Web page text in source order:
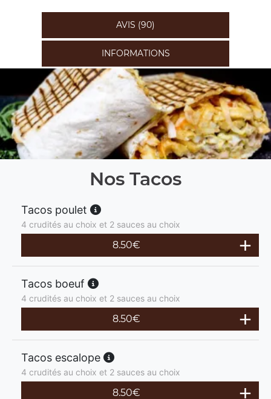
AVIS (90)
INFORMATIONS
Nos Tacos
Tacos poulet
4 crudités au choix et 2 sauces au choix
8.50€
Tacos boeuf
4 crudités au choix et 2 sauces au choix
8.50€
Tacos escalope
4 crudités au choix et 2 sauces au choix
8.50€